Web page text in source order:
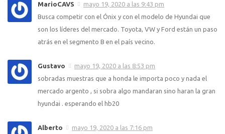
MarioCAVS
mayo 19, 2020 a las 9:43 pm
Busca competir con el Ónix y con el modelo de Hyundai que
son los líderes del mercado. Toyota, VW y Ford están un paso
atrás en el segmento B en el país vecino.
Gustavo
mayo 19, 2020 a las 8:53 pm
sobradas muestras que a honda le importa poco y nada el
mercado argento , si sobra algo mandaran sino haran la gran
hyundai . esperando el hb20
Alberto
mayo 19, 2020 a las 7:16 pm